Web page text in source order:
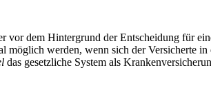
vor dem Hintergrund der Entscheidung für
möglich werden, wenn sich der
das gesetzliche System als